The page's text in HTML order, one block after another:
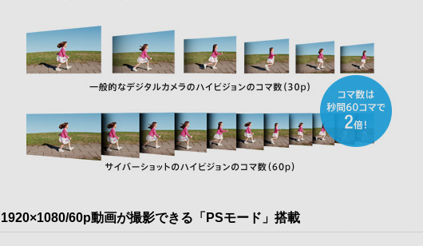
1920×1080/60p動画が撮影できる「PSモード」搭載